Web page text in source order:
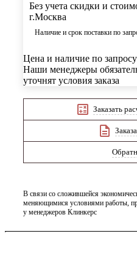
Без учета скидки и
г.Москва
Наличие и срок поставки по
Цена и наличие по запросу
Наши менеджеры
уточнят условия заказа
Заказать
В связи со сложившейся
меняющимися условиями работы,
у менеджеров Клинкерс